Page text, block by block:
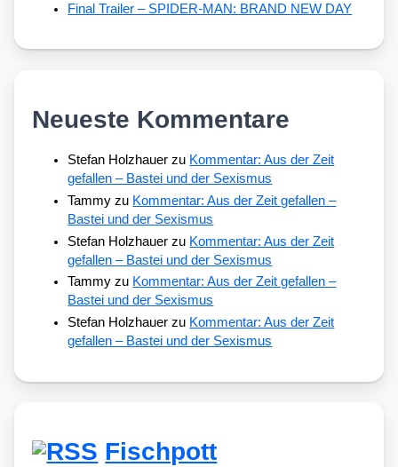
Final Trailer – SPIDER-MAN: BRAND NEW DAY
Neueste Kommentare
Stefan Holzhauer zu Kommentar: Aus der Zeit
gefallen – Bastei und der Sexismus
Tammy zu Kommentar: Aus der Zeit gefallen –
Bastei und der Sexismus
Stefan Holzhauer zu Kommentar: Aus der Zeit
gefallen – Bastei und der Sexismus
Tammy zu Kommentar: Aus der Zeit gefallen –
Bastei und der Sexismus
Stefan Holzhauer zu Kommentar: Aus der Zeit
gefallen – Bastei und der Sexismus
Fischpott